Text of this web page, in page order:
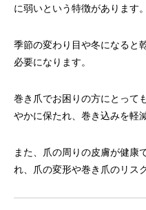
に弱いという特徴があります。
季節の変わり目や冬になると
必要になります。
巻き爪でお困りの方にとって
やかに保たれ、巻き込みを軽
また、爪の周りの皮膚が健康
れ、爪の変形や巻き爪のリス